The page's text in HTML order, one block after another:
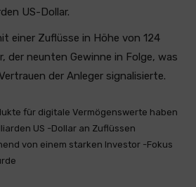
US-Dollar.
einer Zuflüsse in Höhe von 124
der neunten Gewinne in Folge, was
der Anleger signalisierte.
für digitale Vermögenswerte haben
US -Dollar an Zuflüssen
von einem starken Investor -Fokus